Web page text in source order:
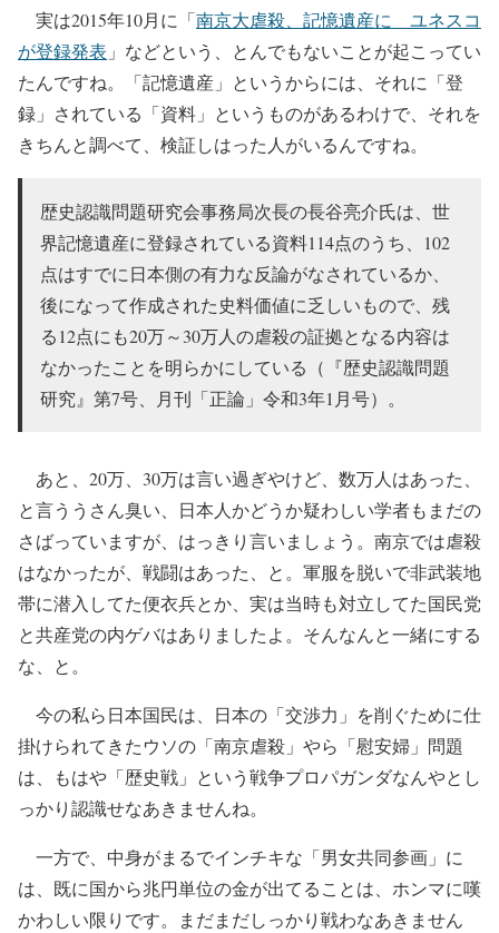
実は2015年10月に「南京大虐殺、記憶遺産に ユネスコ
が登録発表 」などという、とんでもないことが起こってい
たんですね。「記憶遺産」というからには、それに「登
録」されている「資料」というものがあるわけで、それを
きちんと調べて、検証しはった人がいるんですね。
歴史認識問題研究会事務局次長の長谷亮介氏は、世
界記憶遺産に登録されている資料114点のうち、102
点はすでに日本側の有力な反論がなされているか、
後になって作成された史料価値に乏しいもので、残
る12点にも20万～30万人の虐殺の証拠となる内容は
なかったことを明らかにしている（『歴史認識問題
研究』第7号、月刊「正論」令和3年1月号）。
あと、20万、30万は言い過ぎやけど、数万人はあった、
と言ううさん臭い、日本人かどうか疑わしい学者もまだの
さばっていますが、はっきり言いましょう。南京では虐殺
はなかったが、戦闘はあった、と。軍服を脱いで非武装地
帯に潜入してた便衣兵とか、実は当時も対立してた国民党
と共産党の内ゲバはありましたよ。そんなんと一緒にする
な、と。
今の私ら日本国民は、日本の「交渉力」を削ぐために仕
掛けられてきたウソの「南京虐殺」やら「慰安婦」問題
は、もはや「歴史戦」という戦争プロパガンダなんやとし
っかり認識せなあきませんね。
一方で、中身がまるでインチキな「男女共同参画」に
は、既に国から兆円単位の金が出てることは、ホンマに嘆
かわしい限りです。まだまだしっかり戦わなあきません